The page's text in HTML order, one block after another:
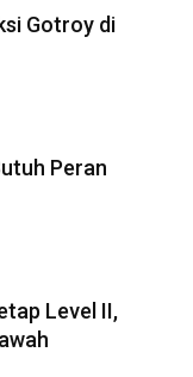
Gotroy di
Peran
Level II,